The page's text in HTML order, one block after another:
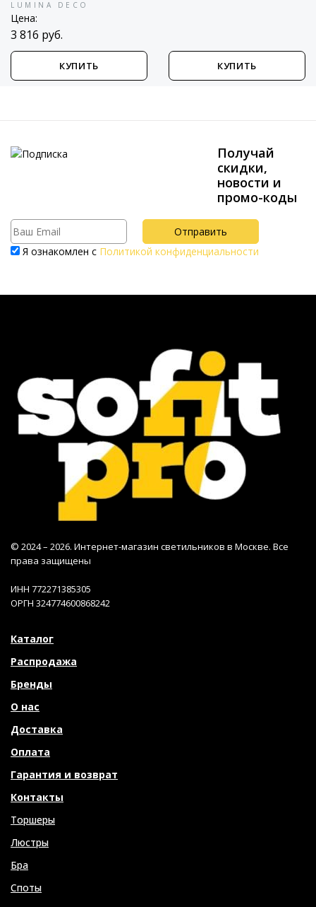
LUMINA DECO
Цена:
3 816 руб.
КУПИТЬ КУПИТЬ
Получай
скидки,
новости и
промо-коды
Я ознакомлен с Политикой конфиденциальности
© 2024 – 2026. Интернет-магазин светильников в Москве. Все
права защищены
ИНН 772271385305
ОРГН 324774600868242
Каталог
Распродажа
Бренды
О нас
Доставка
Оплата
Гарантия и возврат
Контакты
Торшеры
Люстры
Бра
Споты